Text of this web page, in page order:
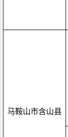
马鞍山市含山县